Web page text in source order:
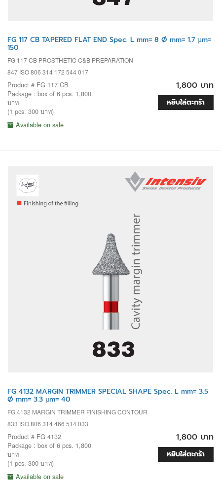
FG 117 CB TAPERED FLAT END Spec. L mm= 8 Ø mm= 1.7 µm=
150
FG 117 CB PROSTHETIC C&B PREPARATION
847 ISO 806 314 172 544 017
Product # FG 117 CB
Package : box of 6 pcs. 1,800
บาท
(1 pcs. 300 บาท)
Available on sale
1,800 บาท
หยิบใส่ตะกร้า
FG 4132 MARGIN TRIMMER SPECIAL SHAPE Spec. L mm= 3.5
Ø mm= 3.3 µm= 40
FG 4132 MARGIN TRIMMER FINISHING CONTOUR
833 ISO 806 314 466 514 033
Product # FG 4132
Package : box of 6 pcs. 1,800
บาท
(1 pcs. 300 บาท)
Available on sale
1,800 บาท
หยิบใส่ตะกร้า